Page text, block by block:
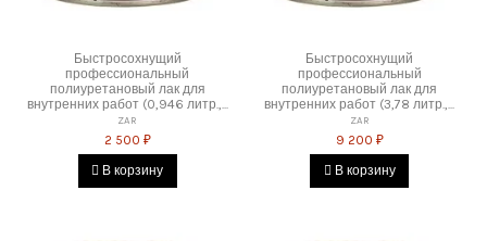
Быстросохнущий
профессиональный
полиуретановый лак для
внутренних работ (0,946 литр.,...
ZAR
2 500 ₽
В корзину
Быстросохнущий
профессиональный
полиуретановый лак для
внутренних работ (3,78 литр.,...
ZAR
9 200 ₽
В корзину